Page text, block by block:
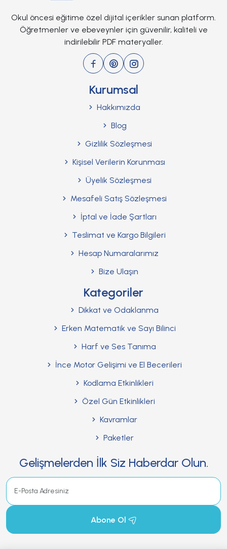
6 Sayfa 0 İndirme
Okul öncesi eğitime özel dijital içerikler sunan platform.
Öğretmenler ve ebeveynler için güvenilir, kaliteli ve
indirilebilir PDF materyaller.
Kurumsal
Hakkımızda
Blog
Gizlilik Sözleşmesi
Kişisel Verilerin Korunması
Üyelik Sözleşmesi
Mesafeli Satış Sözleşmesi
İptal ve İade Şartları
Teslimat ve Kargo Bilgileri
Hesap Numaralarımız
Bize Ulaşın
Kategoriler
Dikkat ve Odaklanma
Erken Matematik ve Sayı Bilinci
Harf ve Ses Tanıma
İnce Motor Gelişimi ve El Becerileri
Kodlama Etkinlikleri
Özel Gün Etkinlikleri
Kavramlar
Paketler
Gelişmelerden İlk Siz Haberdar Olun.
Abone Ol